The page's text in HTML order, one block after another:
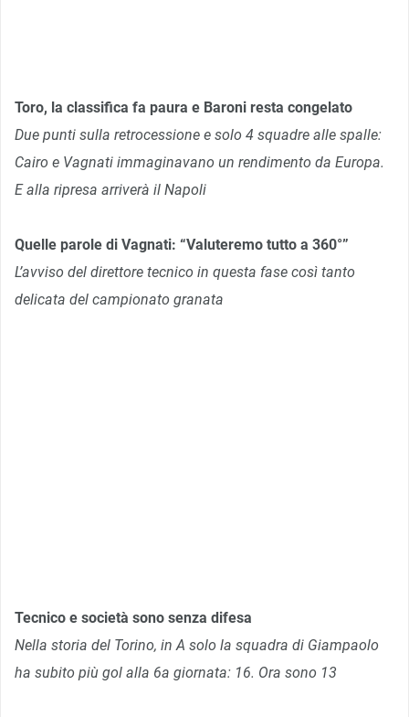
Toro, la classifica fa paura e Baroni resta congelato
Due punti sulla retrocessione e solo 4 squadre alle spalle:
Cairo e Vagnati immaginavano un rendimento da Europa.
E alla ripresa arriverà il Napoli
Quelle parole di Vagnati: “Valuteremo tutto a 360°”
L’avviso del direttore tecnico in questa fase così tanto
delicata del campionato granata
Tecnico e società sono senza difesa
Nella storia del Torino, in A solo la squadra di Giampaolo
ha subito più gol alla 6a giornata: 16. Ora sono 13